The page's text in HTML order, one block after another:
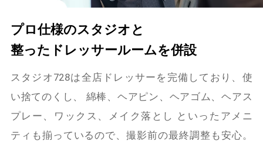
プロ仕様のスタジオと
整ったドレッサールームを併設
スタジオ728は全店ドレッサーを完備しており、使
い捨てのくし、
綿棒、ヘアピン、ヘアゴム、ヘアス
プレー、ワックス、メイク落とし といったアメニ
ティも揃っているので、撮影前の最終調整も安心。